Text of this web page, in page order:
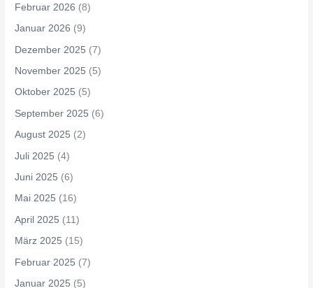
Februar 2026 (8)
Januar 2026 (9)
Dezember 2025 (7)
November 2025 (5)
Oktober 2025 (5)
September 2025 (6)
August 2025 (2)
Juli 2025 (4)
Juni 2025 (6)
Mai 2025 (16)
April 2025 (11)
März 2025 (15)
Februar 2025 (7)
Januar 2025 (5)